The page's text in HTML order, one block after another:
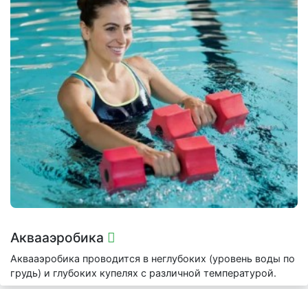
Аквааэробика
Аквааэробика проводится в неглубоких (уровень воды по
грудь) и глубоких купелях с различной температурой.